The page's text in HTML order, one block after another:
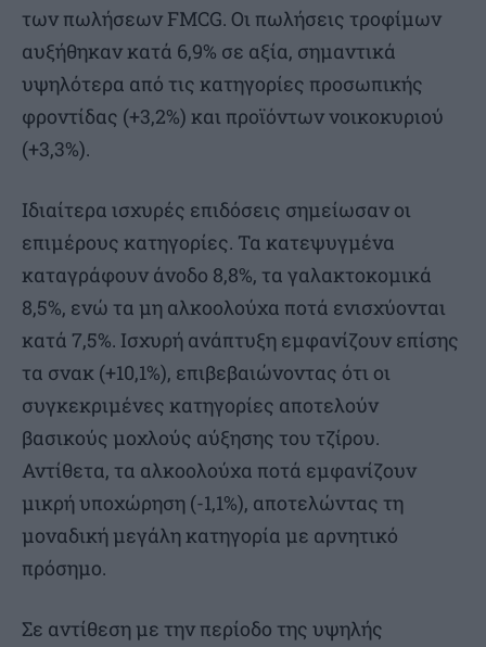
των πωλήσεων FMCG. Οι πωλήσεις τροφίμων
αυξήθηκαν κατά 6,9% σε αξία, σημαντικά
υψηλότερα από τις κατηγορίες προσωπικής
φροντίδας (+3,2%) και προϊόντων νοικοκυριού
(+3,3%).
Ιδιαίτερα ισχυρές επιδόσεις σημείωσαν οι
επιμέρους κατηγορίες. Τα κατεψυγμένα
καταγράφουν άνοδο 8,8%, τα γαλακτοκομικά
8,5%, ενώ τα μη αλκοολούχα ποτά ενισχύονται
κατά 7,5%. Ισχυρή ανάπτυξη εμφανίζουν επίσης
τα σνακ (+10,1%), επιβεβαιώνοντας ότι οι
συγκεκριμένες κατηγορίες αποτελούν
βασικούς μοχλούς αύξησης του τζίρου.
Αντίθετα, τα αλκοολούχα ποτά εμφανίζουν
μικρή υποχώρηση (-1,1%), αποτελώντας τη
μοναδική μεγάλη κατηγορία με αρνητικό
πρόσημο.
Σε αντίθεση με την περίοδο της υψηλής